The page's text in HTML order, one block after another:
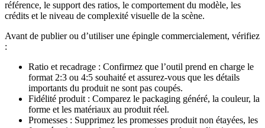
référence, le support des ratios, le comportement du modèle, les
crédits et le niveau de complexité visuelle de la scène.
Avant de publier ou d’utiliser une épingle commercialement, vérifiez
:
Ratio et recadrage : Confirmez que l’outil prend en charge le
format 2:3 ou 4:5 souhaité et assurez-vous que les détails
importants du produit ne sont pas coupés.
Fidélité produit : Comparez le packaging généré, la couleur, la
forme et les matériaux au produit réel.
Promesses : Supprimez les promesses produit non étayées, les